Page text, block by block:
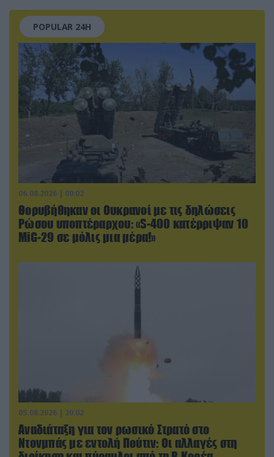
POPULAR 24H
06.08.2026 | 00:02
Θορυβήθηκαν οι Ουκρανοί με τις δηλώσεις
Ρώσου υποπτέραρχου: «S-400 κατέρριψαν 10
MiG-29 σε μόλις μια μέρα!»
05.08.2026 | 20:02
Αναδιάταξη για τον ρωσικό Στρατό στο
Ντονμπάς με εντολή Πούτιν: Οι αλλαγές στη